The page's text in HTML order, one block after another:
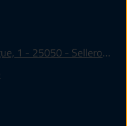
1 - 25050 - Sellero (BS)